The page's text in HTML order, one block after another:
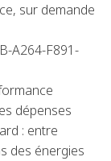
sur demande
A264-F891-
dépenses
: entre
des énergies